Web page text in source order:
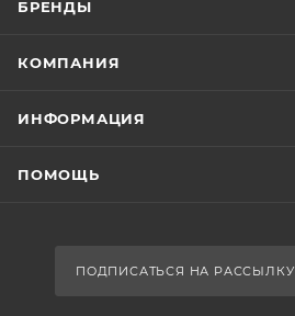
БРЕНДЫ
КОМПАНИЯ
ИНФОРМАЦИЯ
ПОМОЩЬ
ПОДПИСАТЬСЯ НА РАССЫЛКУ